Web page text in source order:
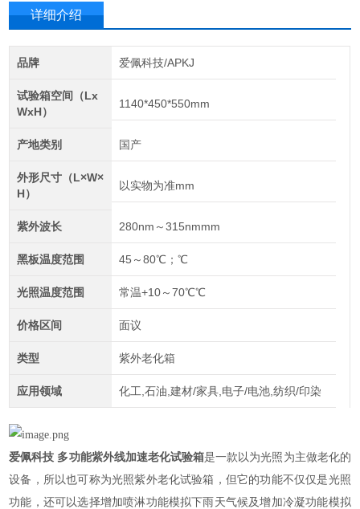
详细介绍
品牌 爱佩科技/APKJ
试验箱空间（Lx
WxH）
1140*450*550mm
产地类别 国产
外形尺寸（L×W×
H）
以实物为准mm
紫外波长 280nm～315nmmm
黑板温度范围 45～80℃；℃
光照温度范围 常温+10～70℃℃
价格区间 面议
类型 紫外老化箱
应用领域 化工,石油,建材/家具,电子/电池,纺织/印染
爱佩科技 多功能紫外线加速老化试验箱是一款以为光照为主做老化的
设备，所以也可称为光照紫外老化试验箱，但它的功能不仅仅是光照
功能，还可以选择增加喷淋功能模拟下雨天气候及增加冷凝功能模拟